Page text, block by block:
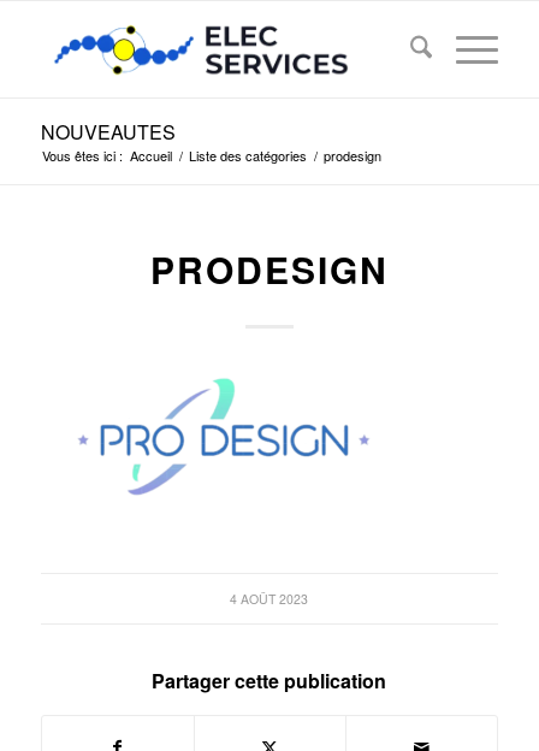
NOUVEAUTES
Vous êtes ici : Accueil / Liste des catégories / prodesign
PRODESIGN
4 AOÛT 2023
Partager cette publication